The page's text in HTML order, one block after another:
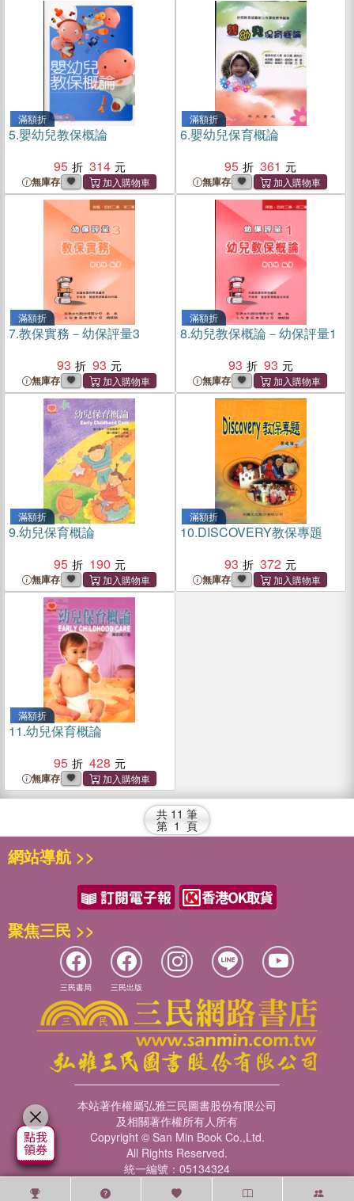
滿額折
5.嬰幼兒教保概論
95
314
無庫存
滿額折
6.嬰幼兒保育概論
95
361
無庫存
滿額折
7.教保實務－幼保評量3
93
93
無庫存
滿額折
8.幼兒教保概論－幼保評量1
93
93
無庫存
滿額折
9.幼兒保育概論
95
190
無庫存
滿額折
10.DISCOVERY教保專題
93
372
無庫存
滿額折
11.幼兒保育概論
95
428
無庫存
共 11 筆
第 1 頁
網站導航 >>
聚焦三民 >>
三民書局 三民出版
本站著作權屬弘雅三民圖書股份有限公司
及相關著作權所有人所有
Copyright © San Min Book Co.,Ltd.
All Rights Reserved.
統一編號：05134324